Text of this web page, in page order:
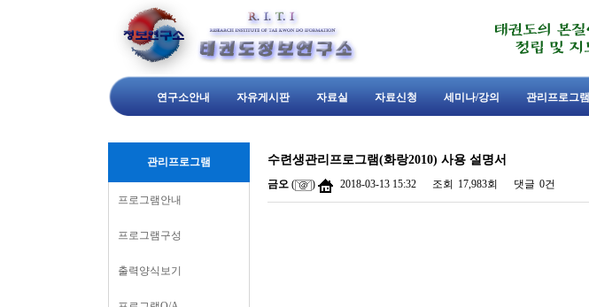
연구소안내 자유게시판 자료실 자료신청 세미나/강의 관리프로그램
관리프로그램
프로그램안내
프로그램구성
출력양식보기
수련생관리프로그램(화랑2010) 사용 설명서
금오 ( ) 2018-03-13 15:32 조회 17,983회 댓글 0건